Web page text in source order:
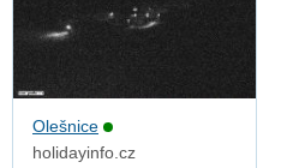
Olešnice
holidayinfo.cz